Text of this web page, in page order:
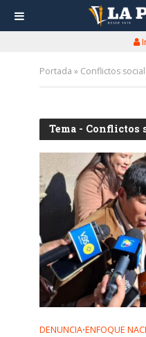
Portada » Conflictos
Tema -
DENUNCIA•ENFOQUE